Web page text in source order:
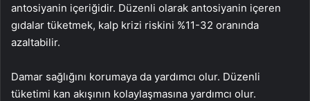
antosiyanin içeriğidir. Düzenli olarak antosiyanin içeren
gıdalar tüketmek, kalp krizi riskini %11-32 oranında
azaltabilir.
Damar sağlığını korumaya da yardımcı olur. Düzenli
tüketimi kan akışının kolaylaşmasına yardımcı olur.